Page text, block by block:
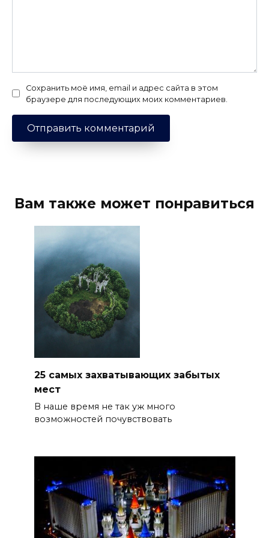
Сохранить моё имя, email и адрес сайта в этом
браузере для последующих моих комментариев.
Вам также может понравиться
25 самых захватывающих забытых
мест
В наше время не так уж много
возможностей почувствовать